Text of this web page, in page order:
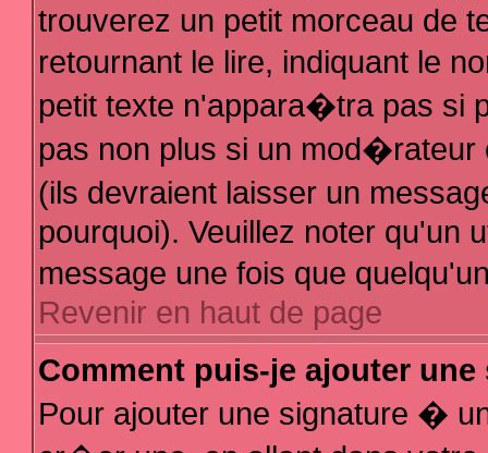
trouverez un petit morceau de
retournant le lire, indiquant le
petit texte n'appara�tra pas si
pas non plus si un
(ils devraient laisser un
pourquoi). Veuillez noter qu'un
message une fois que
Revenir en haut de page
Comment puis-je ajouter
Pour ajouter une signature �